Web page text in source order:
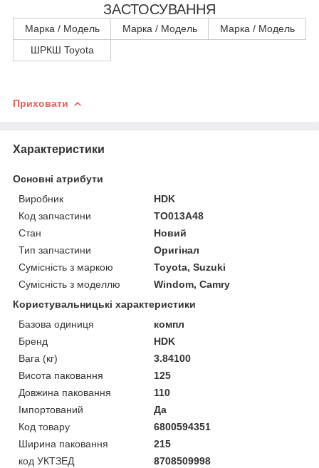
ЗАСТОСУВАННЯ
Марка / Модель Марка / Модель
Марка / Модель
ШРКШ Toyota
Приховати
Характеристики
Основні атрибути
Виробник
HDK
Код запчастини
TO013A48
Стан
Новий
Тип запчастини
Оригінал
Сумісність з маркою
Toyota, Suzuki
Сумісність з моделлю
Windom, Camry
Користувальницькі характеристики
Базова одиниця
компл
Бренд
HDK
Вага (кг)
3.84100
Висота паковання
125
Довжина паковання
110
Імпортований
Да
Код товару
6800594351
Ширина паковання
215
код УКТЗЕД
8708509998